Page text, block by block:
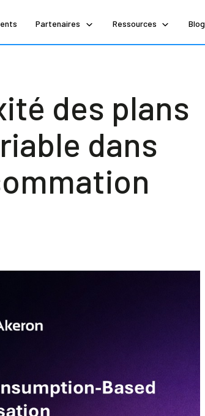
Partenaires Ressources Blog
des plans
dans